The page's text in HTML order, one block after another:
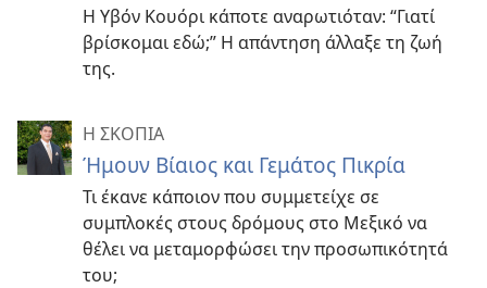
Η Υβόν Κουόρι κάποτε αναρωτιόταν: “Γιατί
βρίσκομαι εδώ;” Η απάντηση άλλαξε τη ζωή
της.
Η ΣΚΟΠΙΑ
Ήμουν Βίαιος και Γεμάτος Πικρία
Τι έκανε κάποιον που συμμετείχε σε
συμπλοκές στους δρόμους στο Μεξικό να
θέλει να μεταμορφώσει την προσωπικότητά
του;